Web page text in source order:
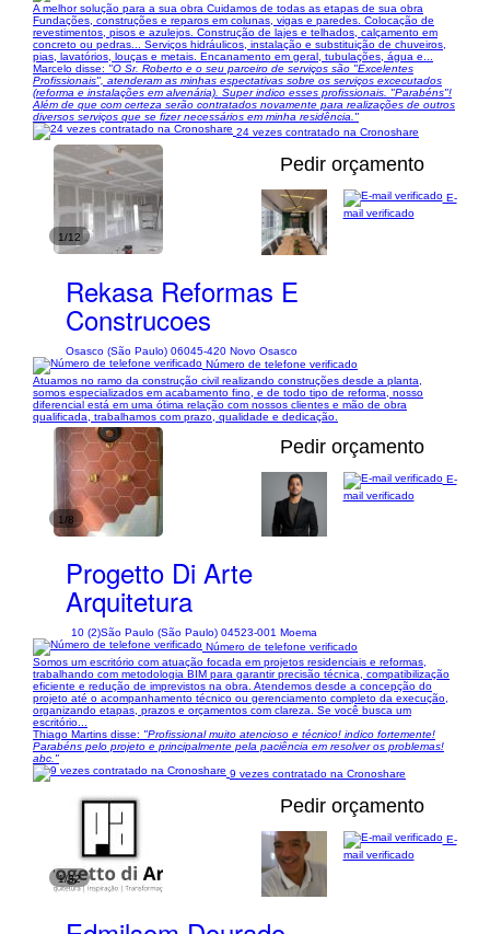
A melhor solução para a sua obra Cuidamos de todas as etapas de sua obra
Fundações, construções e reparos em colunas, vigas e paredes. Colocação de
revestimentos, pisos e azulejos. Construção de lajes e telhados, calçamento em
concreto ou pedras... Serviços hidráulicos, instalação e substituição de chuveiros,
pias, lavatórios, louças e metais. Encanamento em geral, tubulações, água e...
Marcelo disse: "O Sr. Roberto e o seu parceiro de serviços são "Excelentes
Profissionais", atenderam as minhas espectativas sobre os serviços excecutados
(reforma e instalações em alvenária). Super indico esses profissionais. "Parabéns"!
Além de que com certeza serão contratados novamente para realizações de outros
diversos serviços que se fizer necessários em minha residência."
24 vezes contratado na Cronoshare
1/12
Pedir orçamento
Rekasa Reformas E
Construcoes
Osasco (São Paulo) 06045-420 Novo Osasco
E-
mail verificado
Número de telefone verificado
Atuamos no ramo da construção civil realizando construções desde a planta,
somos especializados em acabamento fino, e de todo tipo de reforma, nosso
diferencial está em uma ótima relação com nossos clientes e mão de obra
qualificada, trabalhamos com prazo, qualidade e dedicação.
1/8
Pedir orçamento
Progetto Di Arte
Arquitetura
10 (2)São Paulo (São Paulo) 04523-001 Moema
E-
mail verificado
Número de telefone verificado
Somos um escritório com atuação focada em projetos residenciais e reformas,
trabalhando com metodologia BIM para garantir precisão técnica, compatibilização
eficiente e redução de imprevistos na obra. Atendemos desde a concepção do
projeto até o acompanhamento técnico ou gerenciamento completo da execução,
organizando etapas, prazos e orçamentos com clareza. Se você busca um
escritório...
Thiago Martins disse: "Profissional muito atencioso e técnico! indico fortemente!
Parabéns pelo projeto e principalmente pela paciência em resolver os problemas!
abc."
9 vezes contratado na Cronoshare
1/32
Pedir orçamento
E-
mail verificado